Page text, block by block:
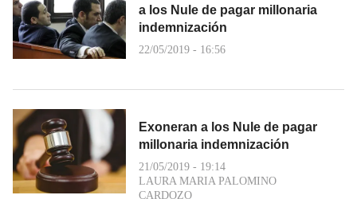
a los Nule de pagar millonaria
indemnización
22/05/2019 - 16:56
Exoneran a los Nule de pagar
millonaria indemnización
21/05/2019 - 19:14
LAURA MARIA PALOMINO
CARDOZO